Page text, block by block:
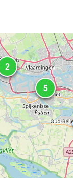
2
5